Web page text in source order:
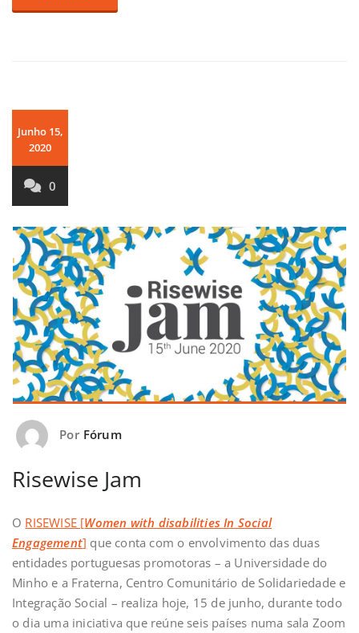
Junho 15,
2020
0
Por Fórum
Risewise Jam
O RISEWISE [Women with disabilities In Social
Engagement] que conta com o envolvimento das duas
entidades portuguesas promotoras – a Universidade do
Minho e a Fraterna, Centro Comunitário de Solidariedade e
Integração Social – realiza hoje, 15 de junho, durante todo
o dia uma iniciativa que reúne seis países numa sala Zoom